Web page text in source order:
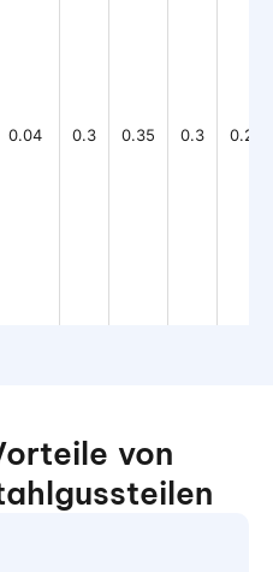
0.04 0.3 0.35 0.3 0.2
von